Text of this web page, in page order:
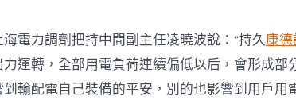
海電力調劑把持中間副主任凌曉波說：“持久康德
力運轉，全部用電負荷連續偏低以后，會形成部
到輸配電自己裝備的平安，別的也影響到用戶用